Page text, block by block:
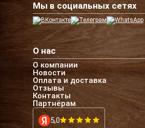
Мы в социальных сетях
О нас
О компании
Новости
Оплата и доставка
Отзывы
Контакты
Партнёрам
5,0